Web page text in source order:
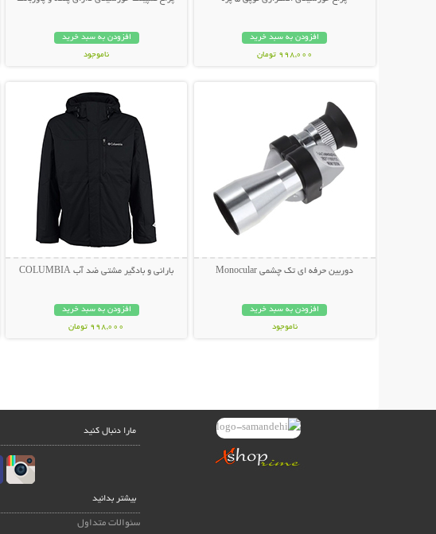
افزودن به سبد خرید
998,000 تومان
افزودن به سبد خرید
ناموجود
دوربین حرفه ای تک چشمی Monocular
افزودن به سبد خرید
ناموجود
بارانی و بادگیر مشتی ضد آب COLUMBIA
افزودن به سبد خرید
998,000 تومان
مارا دنبال کنید
بیشتر بدانید
سئوالات متداول